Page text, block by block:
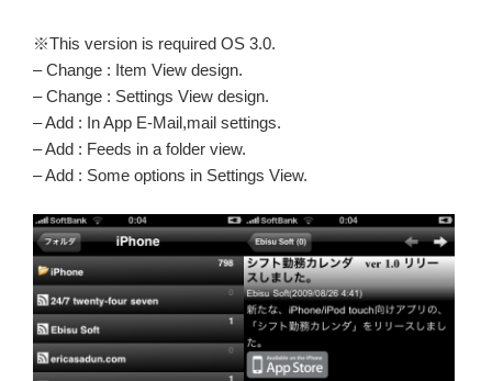
※This version is required OS 3.0.
– Change : Item View design.
– Change : Settings View design.
– Add : In App E-Mail,mail settings.
– Add : Feeds in a folder view.
– Add : Some options in Settings View.